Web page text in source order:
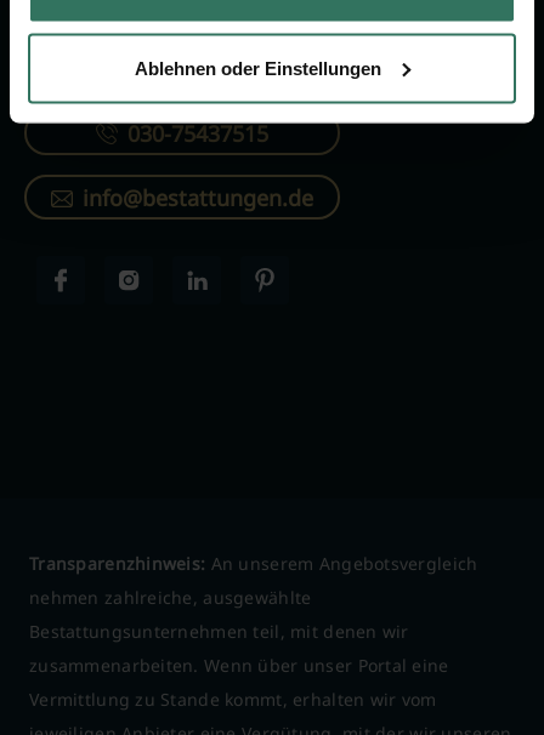
Ablehnen oder Einstellungen
KONTAKTIEREN SIE UNS
030-75437515
info@bestattungen.de
Transparenzhinweis: An unserem Angebotsvergleich
nehmen zahlreiche, ausgewählte
Bestattungsunternehmen teil, mit denen wir
zusammenarbeiten. Wenn über unser Portal eine
Vermittlung zu Stande kommt, erhalten wir vom